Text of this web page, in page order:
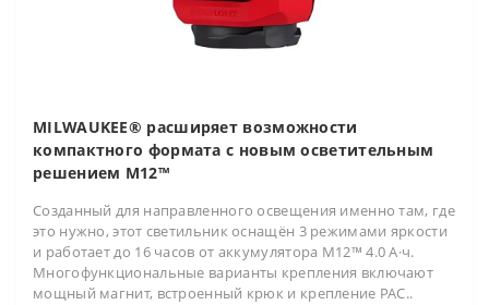
MILWAUKEE® расширяет возможности
компактного формата с новым осветительным
решением M12™
Созданный для направленного освещения именно там, где
это нужно, этот светильник оснащён 3 режимами яркости
и работает до 16 часов от аккумулятора M12™ 4.0 А·ч.
Многофункциональные варианты крепления включают
мощный магнит, встроенный крюк и крепление PAC..